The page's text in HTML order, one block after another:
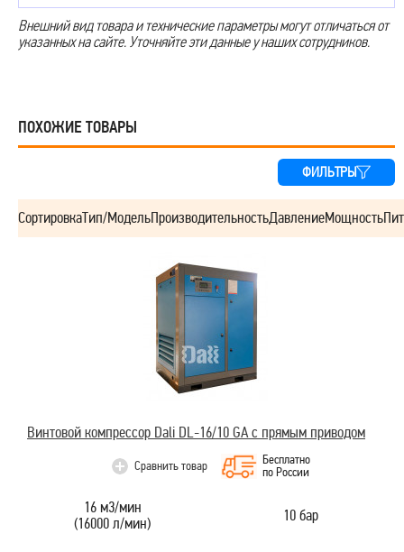
Внешний вид товара и технические параметры могут отличаться от
указанных на сайте. Уточняйте эти данные у наших сотрудников.
ПОХОЖИЕ ТОВАРЫ
ФИЛЬТРЫ
СортировкаТип/МодельПроизводительностьДавлениеМощность
Винтовой компрессор Dali DL-16/10 GA с прямым приводом
Сравнить товар
Бесплатно
по России
16 м3/мин
(16000 л/мин)
10 бар